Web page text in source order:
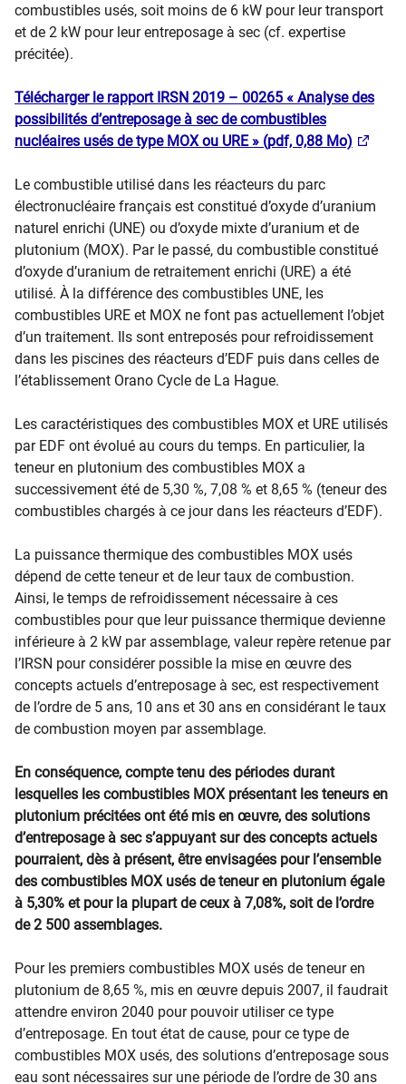
combustibles usés, soit moins de 6 kW pour leur transport
et de 2 kW pour leur entreposage à sec (cf. expertise
précitée).
Télécharger le rapport IRSN 2019 – 00265 « Analyse des
possibilités d’entreposage à sec de combustibles
nucléaires usés de type MOX ou URE » (pdf, 0,88 Mo)
Le combustible utilisé dans les réacteurs du parc
électronucléaire français est constitué d’oxyde d’uranium
naturel enrichi (UNE) ou d’oxyde mixte d’uranium et de
plutonium (MOX). Par le passé, du combustible constitué
d’oxyde d’uranium de retraitement enrichi (URE) a été
utilisé. À la différence des combustibles UNE, les
combustibles URE et MOX ne font pas actuellement l’objet
d’un traitement. Ils sont entreposés pour refroidissement
dans les piscines des réacteurs d’EDF puis dans celles de
l’établissement Orano Cycle de La Hague.
Les caractéristiques des combustibles MOX et URE utilisés
par EDF ont évolué au cours du temps. En particulier, la
teneur en plutonium des combustibles MOX a
successivement été de 5,30 %, 7,08 % et 8,65 % (teneur des
combustibles chargés à ce jour dans les réacteurs d’EDF).
La puissance thermique des combustibles MOX usés
dépend de cette teneur et de leur taux de combustion.
Ainsi, le temps de refroidissement nécessaire à ces
combustibles pour que leur puissance thermique devienne
inférieure à 2 kW par assemblage, valeur repère retenue par
l’IRSN pour considérer possible la mise en œuvre des
concepts actuels d’entreposage à sec, est respectivement
de l’ordre de 5 ans, 10 ans et 30 ans en considérant le taux
de combustion moyen par assemblage.
En conséquence, compte tenu des périodes durant
lesquelles les combustibles MOX présentant les teneurs en
plutonium précitées ont été mis en œuvre, des solutions
d’entreposage à sec s’appuyant sur des concepts actuels
pourraient, dès à présent, être envisagées pour l’ensemble
des combustibles MOX usés de teneur en plutonium égale
à 5,30% et pour la plupart de ceux à 7,08%, soit de l’ordre
de 2 500 assemblages.
Pour les premiers combustibles MOX usés de teneur en
plutonium de 8,65 %, mis en œuvre depuis 2007, il faudrait
attendre environ 2040 pour pouvoir utiliser ce type
d’entreposage. En tout état de cause, pour ce type de
combustibles MOX usés, des solutions d’entreposage sous
eau sont nécessaires sur une période de l’ordre de 30 ans